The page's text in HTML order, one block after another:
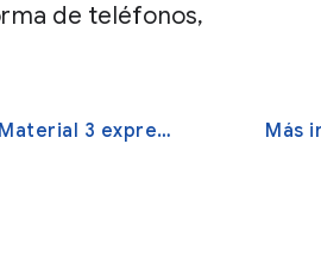
de teléfonos,
Más información sobre Material 3 expresivo